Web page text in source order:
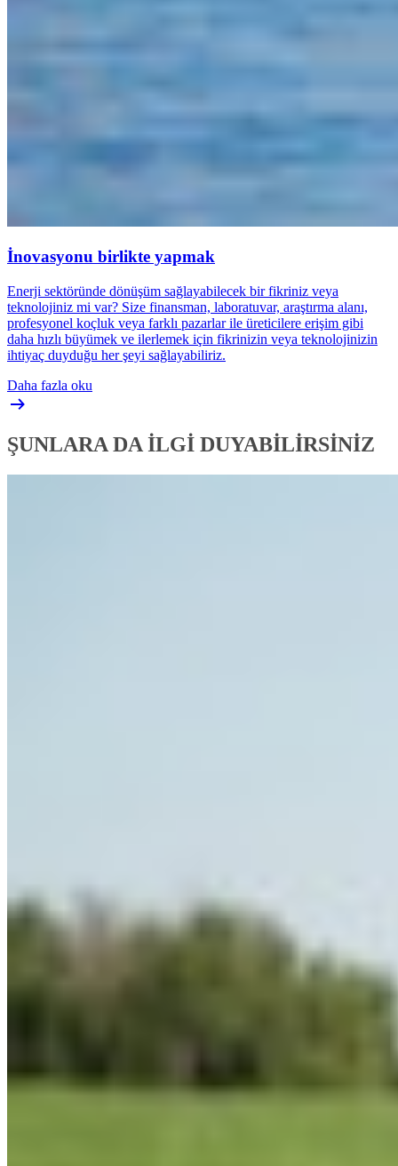
İnovasyonu birlikte yapmak
Enerji sektöründe dönüşüm sağlayabilecek bir fikriniz veya
teknolojiniz mi var? Size finansman, laboratuvar, araştırma alanı,
profesyonel koçluk veya farklı pazarlar ile üreticilere erişim gibi
daha hızlı büyümek ve ilerlemek için fikrinizin veya teknolojinizin
ihtiyaç duyduğu her şeyi sağlayabiliriz.
Daha fazla oku
ŞUNLARA DA İLGİ DUYABİLİRSİNİZ